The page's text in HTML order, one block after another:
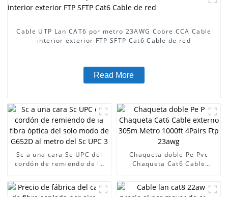
Cable UTP Lan CAT6 por metro 23AWG Cobre CCA Cable
interior exterior FTP SFTP Cat6 Cable de red
Read More
Sc a una cara Sc UPC del
cordón de remiendo de la
de G652D al metro del Sc
UPC 3
Chaqueta doble Pe Pvc
Chaqueta Cat6 Cable